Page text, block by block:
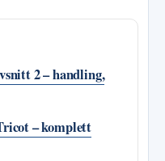
2 – handling,
– komplett